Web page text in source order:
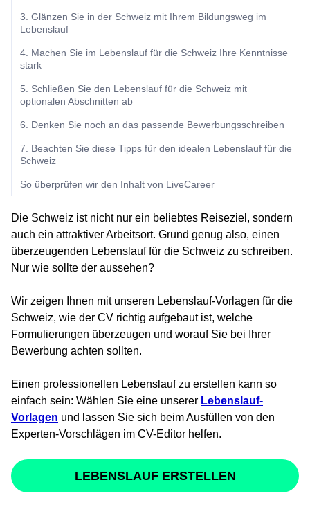
3. Glänzen Sie in der Schweiz mit Ihrem Bildungsweg im
Lebenslauf
4. Machen Sie im Lebenslauf für die Schweiz Ihre Kenntnisse
stark
5. Schließen Sie den Lebenslauf für die Schweiz mit
optionalen Abschnitten ab
6. Denken Sie noch an das passende Bewerbungsschreiben
7. Beachten Sie diese Tipps für den idealen Lebenslauf für die
Schweiz
So überprüfen wir den Inhalt von LiveCareer
Die Schweiz ist nicht nur ein beliebtes Reiseziel, sondern
auch ein attraktiver Arbeitsort. Grund genug also, einen
überzeugenden Lebenslauf für die Schweiz zu schreiben.
Nur wie sollte der aussehen?
Wir zeigen Ihnen mit unseren Lebenslauf-Vorlagen für die
Schweiz, wie der CV richtig aufgebaut ist, welche
Formulierungen überzeugen und worauf Sie bei Ihrer
Bewerbung achten sollten.
Einen professionellen Lebenslauf zu erstellen kann so
einfach sein: Wählen Sie eine unserer Lebenslauf-
Vorlagen und lassen Sie sich beim Ausfüllen von den
Experten-Vorschlägen im CV-Editor helfen.
LEBENSLAUF ERSTELLEN